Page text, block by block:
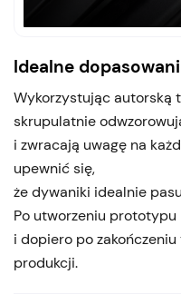
Idealne
Wykorzystując autorską
skrupulatnie
i zwracają uwagę na
upewnić się,
że dywaniki idealnie
Po utworzeniu
i dopiero po
produkcji.